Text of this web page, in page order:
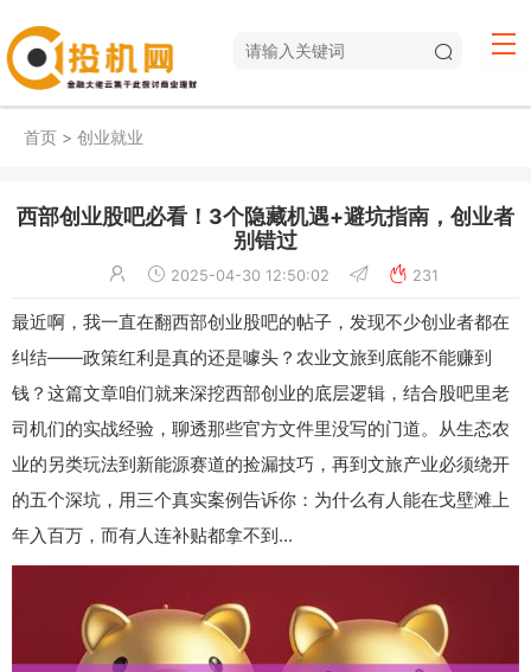
首页 > 创业就业
西部创业股吧必看！3个隐藏机遇+避坑指南，创业者
别错过
2025-04-30 12:50:02 231
最近啊，我一直在翻西部创业股吧的帖子，发现不少创业者都在
纠结——政策红利是真的还是噱头？农业文旅到底能不能赚到
钱？这篇文章咱们就来深挖西部创业的底层逻辑，结合股吧里老
司机们的实战经验，聊透那些官方文件里没写的门道。从生态农
业的另类玩法到新能源赛道的捡漏技巧，再到文旅产业必须绕开
的五个深坑，用三个真实案例告诉你：为什么有人能在戈壁滩上
年入百万，而有人连补贴都拿不到...